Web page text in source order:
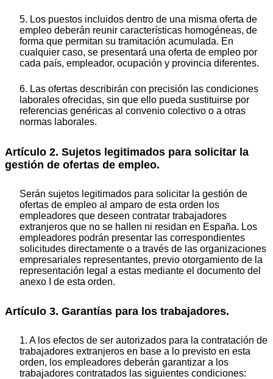
5. Los puestos incluidos dentro de una misma oferta de
empleo deberán reunir características homogéneas, de
forma que permitan su tramitación acumulada. En
cualquier caso, se presentará una oferta de empleo por
cada país, empleador, ocupación y provincia diferentes.
6. Las ofertas describirán con precisión las condiciones
laborales ofrecidas, sin que ello pueda sustituirse por
referencias genéricas al convenio colectivo o a otras
normas laborales.
Artículo 2. Sujetos legitimados para solicitar la
gestión de ofertas de empleo.
Serán sujetos legitimados para solicitar la gestión de
ofertas de empleo al amparo de esta orden los
empleadores que deseen contratar trabajadores
extranjeros que no se hallen ni residan en España. Los
empleadores podrán presentar las correspondientes
solicitudes directamente o a través de las organizaciones
empresariales representantes, previo otorgamiento de la
representación legal a estas mediante el documento del
anexo I de esta orden.
Artículo 3. Garantías para los trabajadores.
1. A los efectos de ser autorizados para la contratación de
trabajadores extranjeros en base a lo previsto en esta
orden, los empleadores deberán garantizar a los
trabajadores contratados las siguientes condiciones: